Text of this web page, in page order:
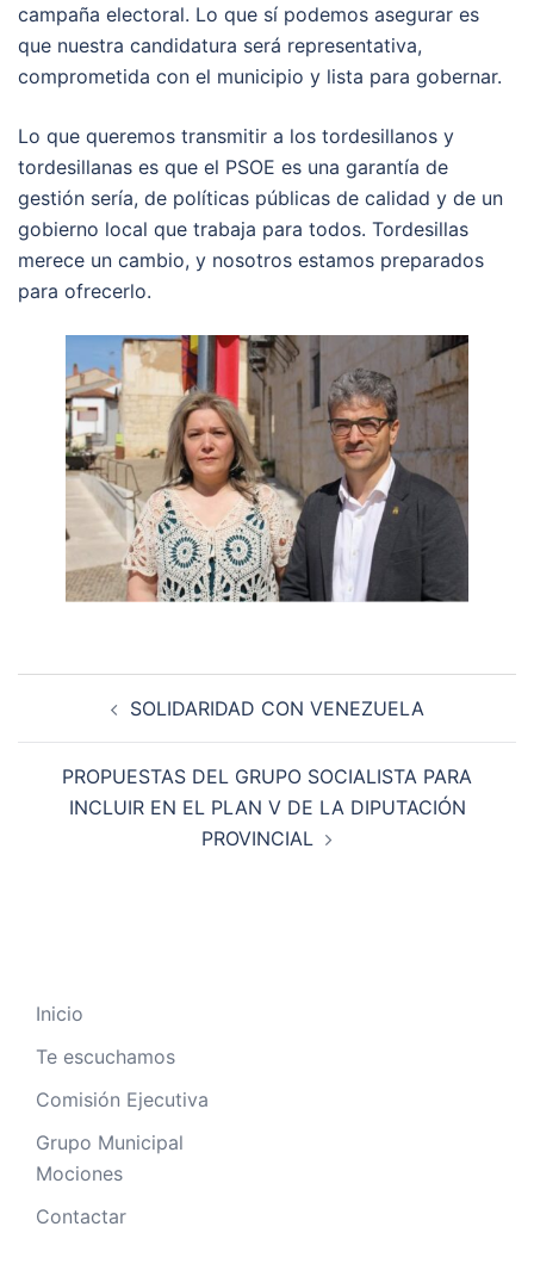
campaña electoral. Lo que sí podemos asegurar es
que nuestra candidatura será representativa,
comprometida con el municipio y lista para gobernar.
Lo que queremos transmitir a los tordesillanos y
tordesillanas es que el PSOE es una garantía de
gestión sería, de políticas públicas de calidad y de un
gobierno local que trabaja para todos. Tordesillas
merece un cambio, y nosotros estamos preparados
para ofrecerlo.
SOLIDARIDAD CON VENEZUELA
PROPUESTAS DEL GRUPO SOCIALISTA PARA
INCLUIR EN EL PLAN V DE LA DIPUTACIÓN
PROVINCIAL
Inicio
Te escuchamos
Comisión Ejecutiva
Grupo Municipal
Mociones
Contactar